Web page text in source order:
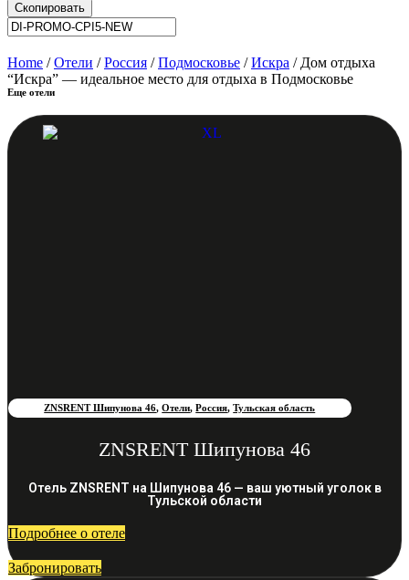
Скопировать
Home /Отели /Россия /Подмосковье /Искра / Дом отдыха
“Искра” — идеальное место для отдыха в Подмосковье
Еще отели
ZNSRENT Шипунова 46,Отели,Россия,Тульская область
ZNSRENT Шипунова 46
Отель ZNSRENT на Шипунова 46 — ваш уютный уголок в
Тульской области
Подробнее о отеле
Забронировать